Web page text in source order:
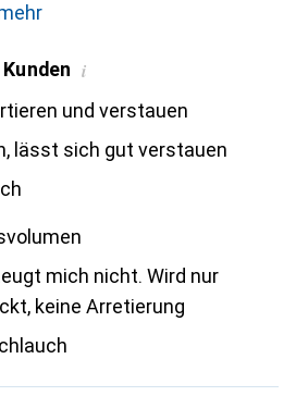
i
und verstauen
lässt sich gut verstauen
mich nicht. Wird nur
keine Arretierung